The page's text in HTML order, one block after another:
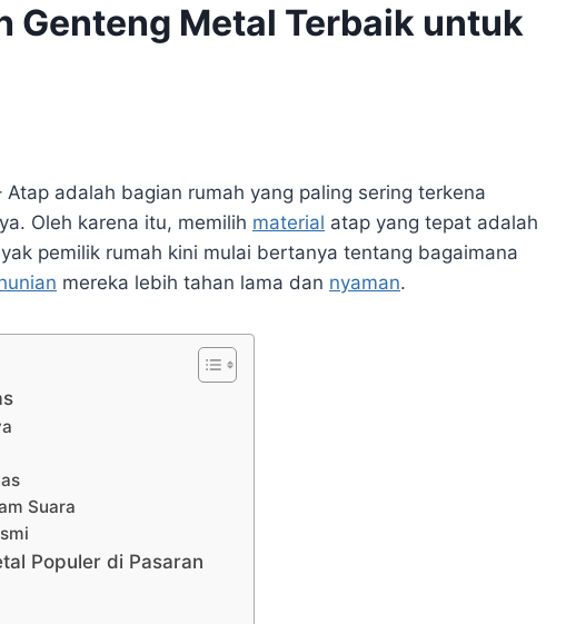
Genteng Metal Terbaik untuk
Atap adalah bagian rumah yang paling sering terkena
Oleh karena itu, memilih material atap yang tepat adalah
pemilik rumah kini mulai bertanya tentang bagaimana
mereka lebih tahan lama dan nyaman.
Suara
Populer di Pasaran